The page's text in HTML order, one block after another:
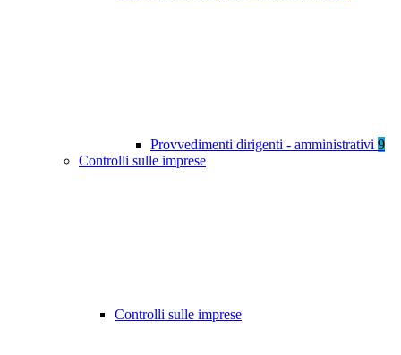
Provvedimenti dirigenti - amministrativi 9
Controlli sulle imprese
Controlli sulle imprese